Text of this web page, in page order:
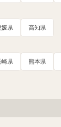
媛県 高知県
崎県 熊本県